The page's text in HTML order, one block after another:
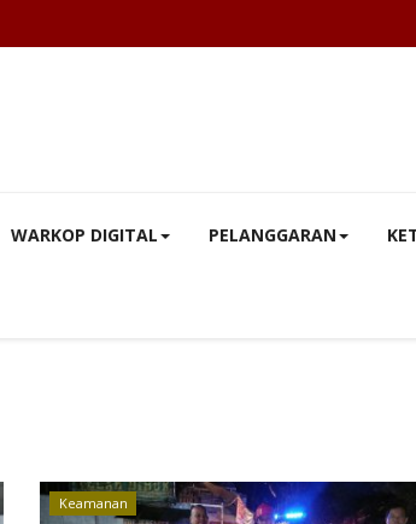
WARKOP DIGITAL PELANGGARAN
Keamanan